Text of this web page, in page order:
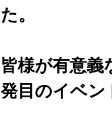
た。
皆様が有意義
発目のイベン